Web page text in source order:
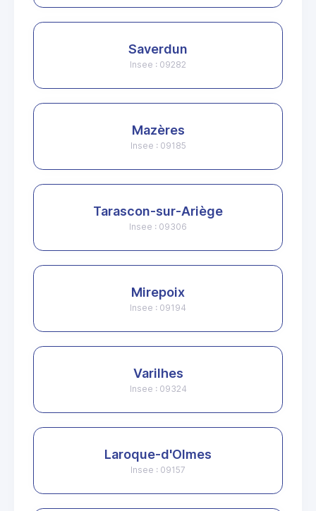
Saverdun
Insee : 09282
Mazères
Insee : 09185
Tarascon-sur-Ariège
Insee : 09306
Mirepoix
Insee : 09194
Varilhes
Insee : 09324
Laroque-d'Olmes
Insee : 09157